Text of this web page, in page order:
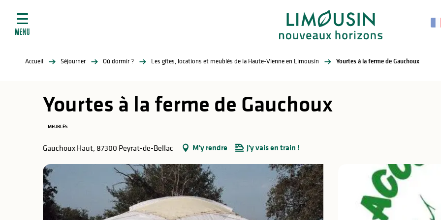
contenu
MENU
Accueil Séjourner Où dormir ? Les gîtes, locations et meublés de la Haute-Vienne en Limousin Yourtes à la ferme de Gauchoux
Yourtes à la ferme de Gauchoux
MEUBLÉS
Gauchoux Haut, 87300 Peyrat-de-Bellac M'y rendre J'y vais en train !